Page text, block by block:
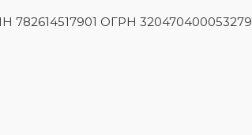
782614517901 ОГРН 320470400053279